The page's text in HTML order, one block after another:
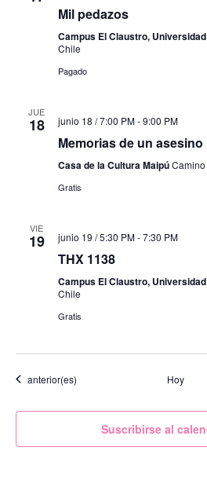
Mil pedazos
Campus El Claustro,
Chile
Pagado
JUE
18 junio 18 / 7:00 PM-9:00 PM
Memorias de un asesino
Casa de la Cultura Maipú
Gratis
VIE
19 junio 19 / 5:30 PM-7:30 PM
THX 1138
Campus El Claustro,
Chile
Gratis
Eventos
anterior(es) Hoy
Suscribirse al